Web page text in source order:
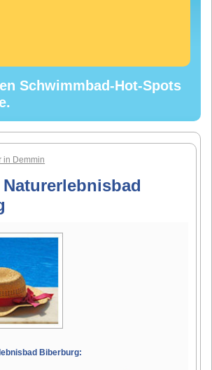
Schwimmbad-Hot-Spots
in Demmin
Biberburg: